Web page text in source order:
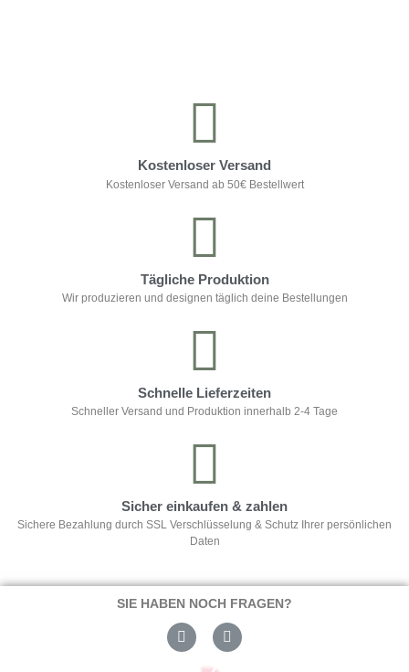
Kostenloser Versand
Kostenloser Versand ab 50€ Bestellwert
Tägliche Produktion
Wir produzieren und designen täglich deine Bestellungen
Schnelle Lieferzeiten
Schneller Versand und Produktion innerhalb 2-4 Tage
Sicher einkaufen & zahlen
Sichere Bezahlung durch SSL Verschlüsselung & Schutz Ihrer persönlichen
Daten
SIE HABEN NOCH FRAGEN?